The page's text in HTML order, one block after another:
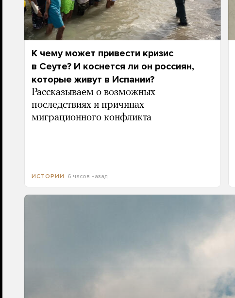
К чему может привести кризис
в Сеуте? И коснется ли он россиян,
которые живут в Испании?
Рассказываем о возможных
последствиях и причинах
миграционного конфликта
ИСТОРИИ 6 часов назад